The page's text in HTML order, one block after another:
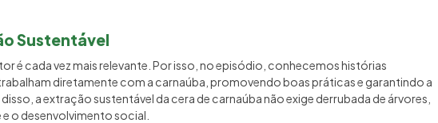
Sustentável
é cada vez mais relevante. Por isso, no episódio, conhecemos histórias
diretamente com a carnaúba, promovendo boas práticas e garantindo a
a extração sustentável da cera de carnaúba não exige derrubada de árvores,
o desenvolvimento social.